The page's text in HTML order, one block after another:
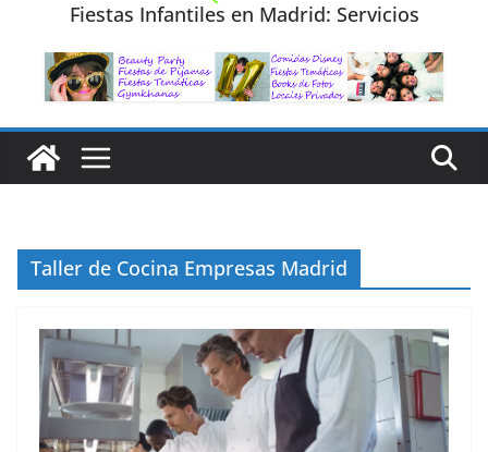
Fiestas Infantiles en Madrid: Servicios
Taller de Cocina Empresas Madrid